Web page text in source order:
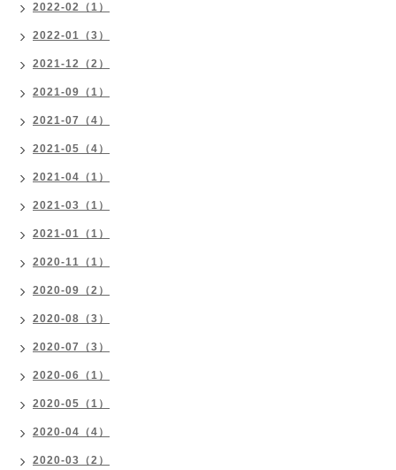
2022-02（1）
2022-01（3）
2021-12（2）
2021-09（1）
2021-07（4）
2021-05（4）
2021-04（1）
2021-03（1）
2021-01（1）
2020-11（1）
2020-09（2）
2020-08（3）
2020-07（3）
2020-06（1）
2020-05（1）
2020-04（4）
2020-03（2）